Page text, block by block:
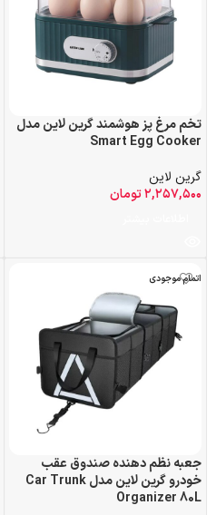
تخم مرغ پز هوشمند گرین لاین مدل
Smart Egg Cooker
گرین لاین
۲,۲۵۷,۵۰۰تومان
اتمام موجودی
جعبه نظم دهنده صندوق عقب
خودرو گرین لاین مدل Car Trunk
Organizer 80L